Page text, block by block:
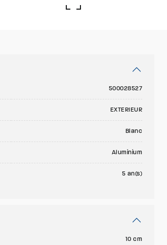
500028527
EXTERIEUR
Blanc
Aluminium
5 an(s)
10 cm